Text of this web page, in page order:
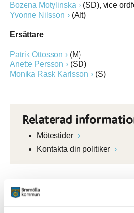
Bozena Motylinska
(SD), vice
Yvonne Nilsson
(Alt)
Ersättare
Patrik Ottosson
(M)
Anette Persson
(SD)
Monika Rask Karlsson
(S)
Relaterad
Mötestider
Kontakta din politiker